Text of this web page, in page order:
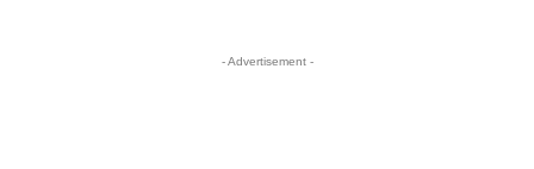
- Advertisement -